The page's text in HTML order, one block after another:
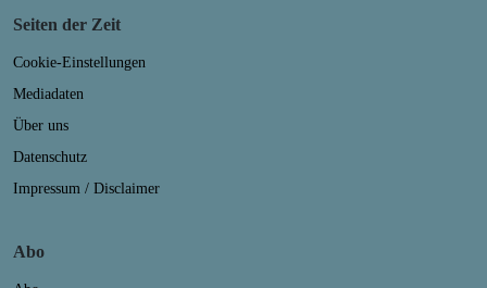
Seiten der Zeit
Cookie-Einstellungen
Mediadaten
Über uns
Datenschutz
Impressum / Disclaimer
Abo